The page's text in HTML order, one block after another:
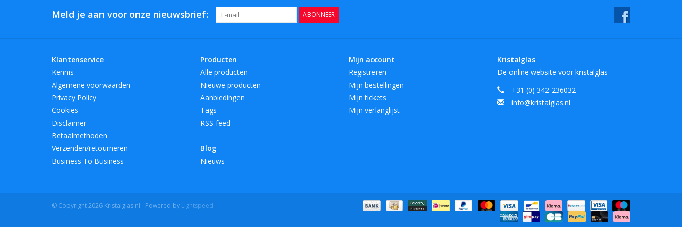
Meld je aan voor onze nieuwsbrief: ABONNEER
Klantenservice
Kennis
Algemene voorwaarden
Privacy Policy
Cookies
Disclaimer
Betaalmethoden
Verzenden/retourneren
Business To Business
Producten
Alle producten
Nieuwe producten
Aanbiedingen
Tags
RSS-feed
Blog
Nieuws
Mijn account
Registreren
Mijn bestellingen
Mijn tickets
Mijn verlanglijst
Kristalglas
De online website voor kristalglas
+31 (0) 342-236032
info@kristalglas.nl
© Copyright 2026 Kristalglas.nl - Powered by Lightspeed